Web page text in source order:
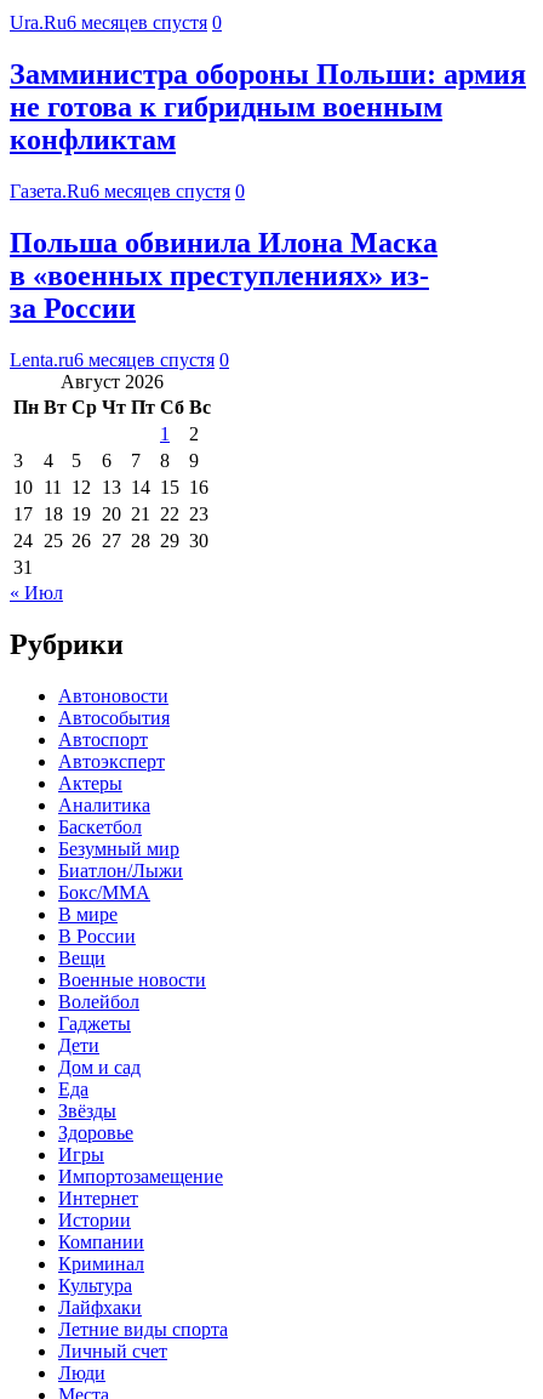
Ura.Ru6 месяцев спустя 0
Замминистра обороны Польши: армия
не готова к гибридным военным
конфликтам
Газета.Ru6 месяцев спустя 0
Польша обвинила Илона Маска
в «военных преступлениях» из-
за России
Lenta.ru6 месяцев спустя 0
Август 2026
Пн Вт Ср Чт Пт Сб Вс
1
2
3
4 5 6 7 8
9
10 11 12 13 14 15 16
17 18 19 20 21 22 23
24 25 26 27 28 29 30
31
« Июл
Рубрики
Автоновости
Автособытия
Автоспорт
Автоэксперт
Актеры
Аналитика
Баскетбол
Безумный мир
Биатлон/Лыжи
Бокс/MMA
В мире
В России
Вещи
Военные новости
Волейбол
Гаджеты
Дети
Дом и сад
Еда
Звёзды
Здоровье
Игры
Импортозамещение
Интернет
Истории
Компании
Криминал
Культура
Лайфхаки
Летние виды спорта
Личный счет
Люди
Места